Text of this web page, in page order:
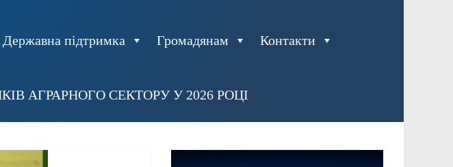
Державна підтримка Громадянам Контакти
АГРАРНОГО СЕКТОРУ У 2026 РОЦІ